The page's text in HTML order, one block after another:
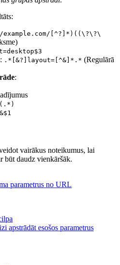
[^?]*)((\?\?\
: .*[&?]layout=[^&]*.* (Regulārā
:
&$1
vairākus noteikumus, lai
būt daudz vienkāršāk.
parametrus no URL
apstrādāt esošos parametrus